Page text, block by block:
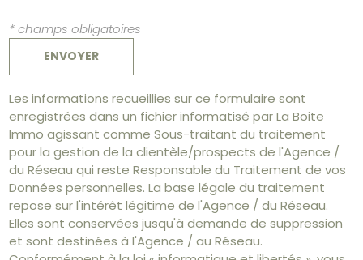
* champs obligatoires
ENVOYER
Les informations recueillies sur ce formulaire sont
enregistrées dans un fichier informatisé par La Boite
Immo agissant comme Sous-traitant du traitement
pour la gestion de la clientèle/prospects de l'Agence /
du Réseau qui reste Responsable du Traitement de vos
Données personnelles. La base légale du traitement
repose sur l'intérêt légitime de l'Agence / du Réseau.
Elles sont conservées jusqu'à demande de suppression
et sont destinées à l'Agence / au Réseau.